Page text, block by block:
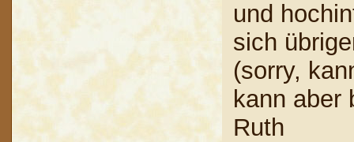
und
sich
(sorry,
kann aber
Ruth